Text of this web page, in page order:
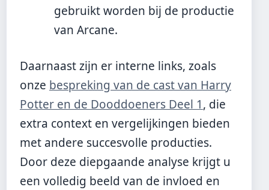
gebruikt worden bij de productie
van Arcane.
Daarnaast zijn er interne links, zoals
onze bespreking van de cast van Harry
Potter en de Dooddoeners Deel 1, die
extra context en vergelijkingen bieden
met andere succesvolle producties.
Door deze diepgaande analyse krijgt u
een volledig beeld van de invloed en